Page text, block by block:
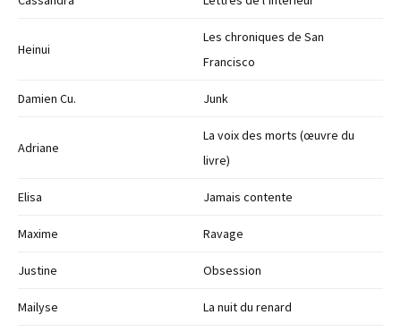
Heinui
Les chroniques de San
Francisco
Damien Cu. Junk
Adriane
La voix des morts (œuvre du
livre)
Elisa Jamais contente
Maxime Ravage
Justine Obsession
Mailyse La nuit du renard